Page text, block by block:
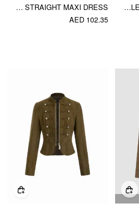
NOTCHED COLLAR BELL SLEEVE BUTTON BLAZER
TEXTURED HIGH NECK TWIST KNOTTED STRAIGHT MAXI DRESS
AED 102.35